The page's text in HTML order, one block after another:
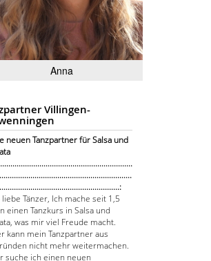
Anna
Villingen-
neuen Tanzpartner für Salsa und
liebe Tänzer, Ich mache seit 1,5
einen Tanzkurs in Salsa und
was mir viel Freude macht.
kann mein Tanzpartner aus
nicht mehr weitermachen.
suche ich einen neuen